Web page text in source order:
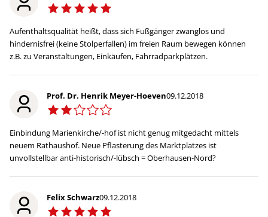
Aufenthaltsqualität heißt, dass sich Fußgänger zwanglos und
hindernisfrei (keine Stolperfallen) im freien Raum bewegen können
z.B. zu Veranstaltungen, Einkäufen, Fahrradparkplätzen.
Prof. Dr. Henrik Meyer-Hoeven09.12.2018
Einbindung Marienkirche/-hof ist nicht genug mitgedacht mittels
neuem Rathaushof. Neue Pflasterung des Marktplatzes ist
unvollstellbar anti-historisch/-lübsch = Oberhausen-Nord?
Felix Schwarz09.12.2018